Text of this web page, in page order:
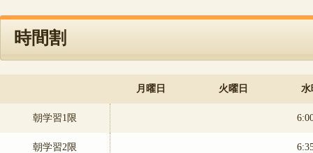
時間割
月曜日 火曜日 水
朝学習1限
朝学習2限